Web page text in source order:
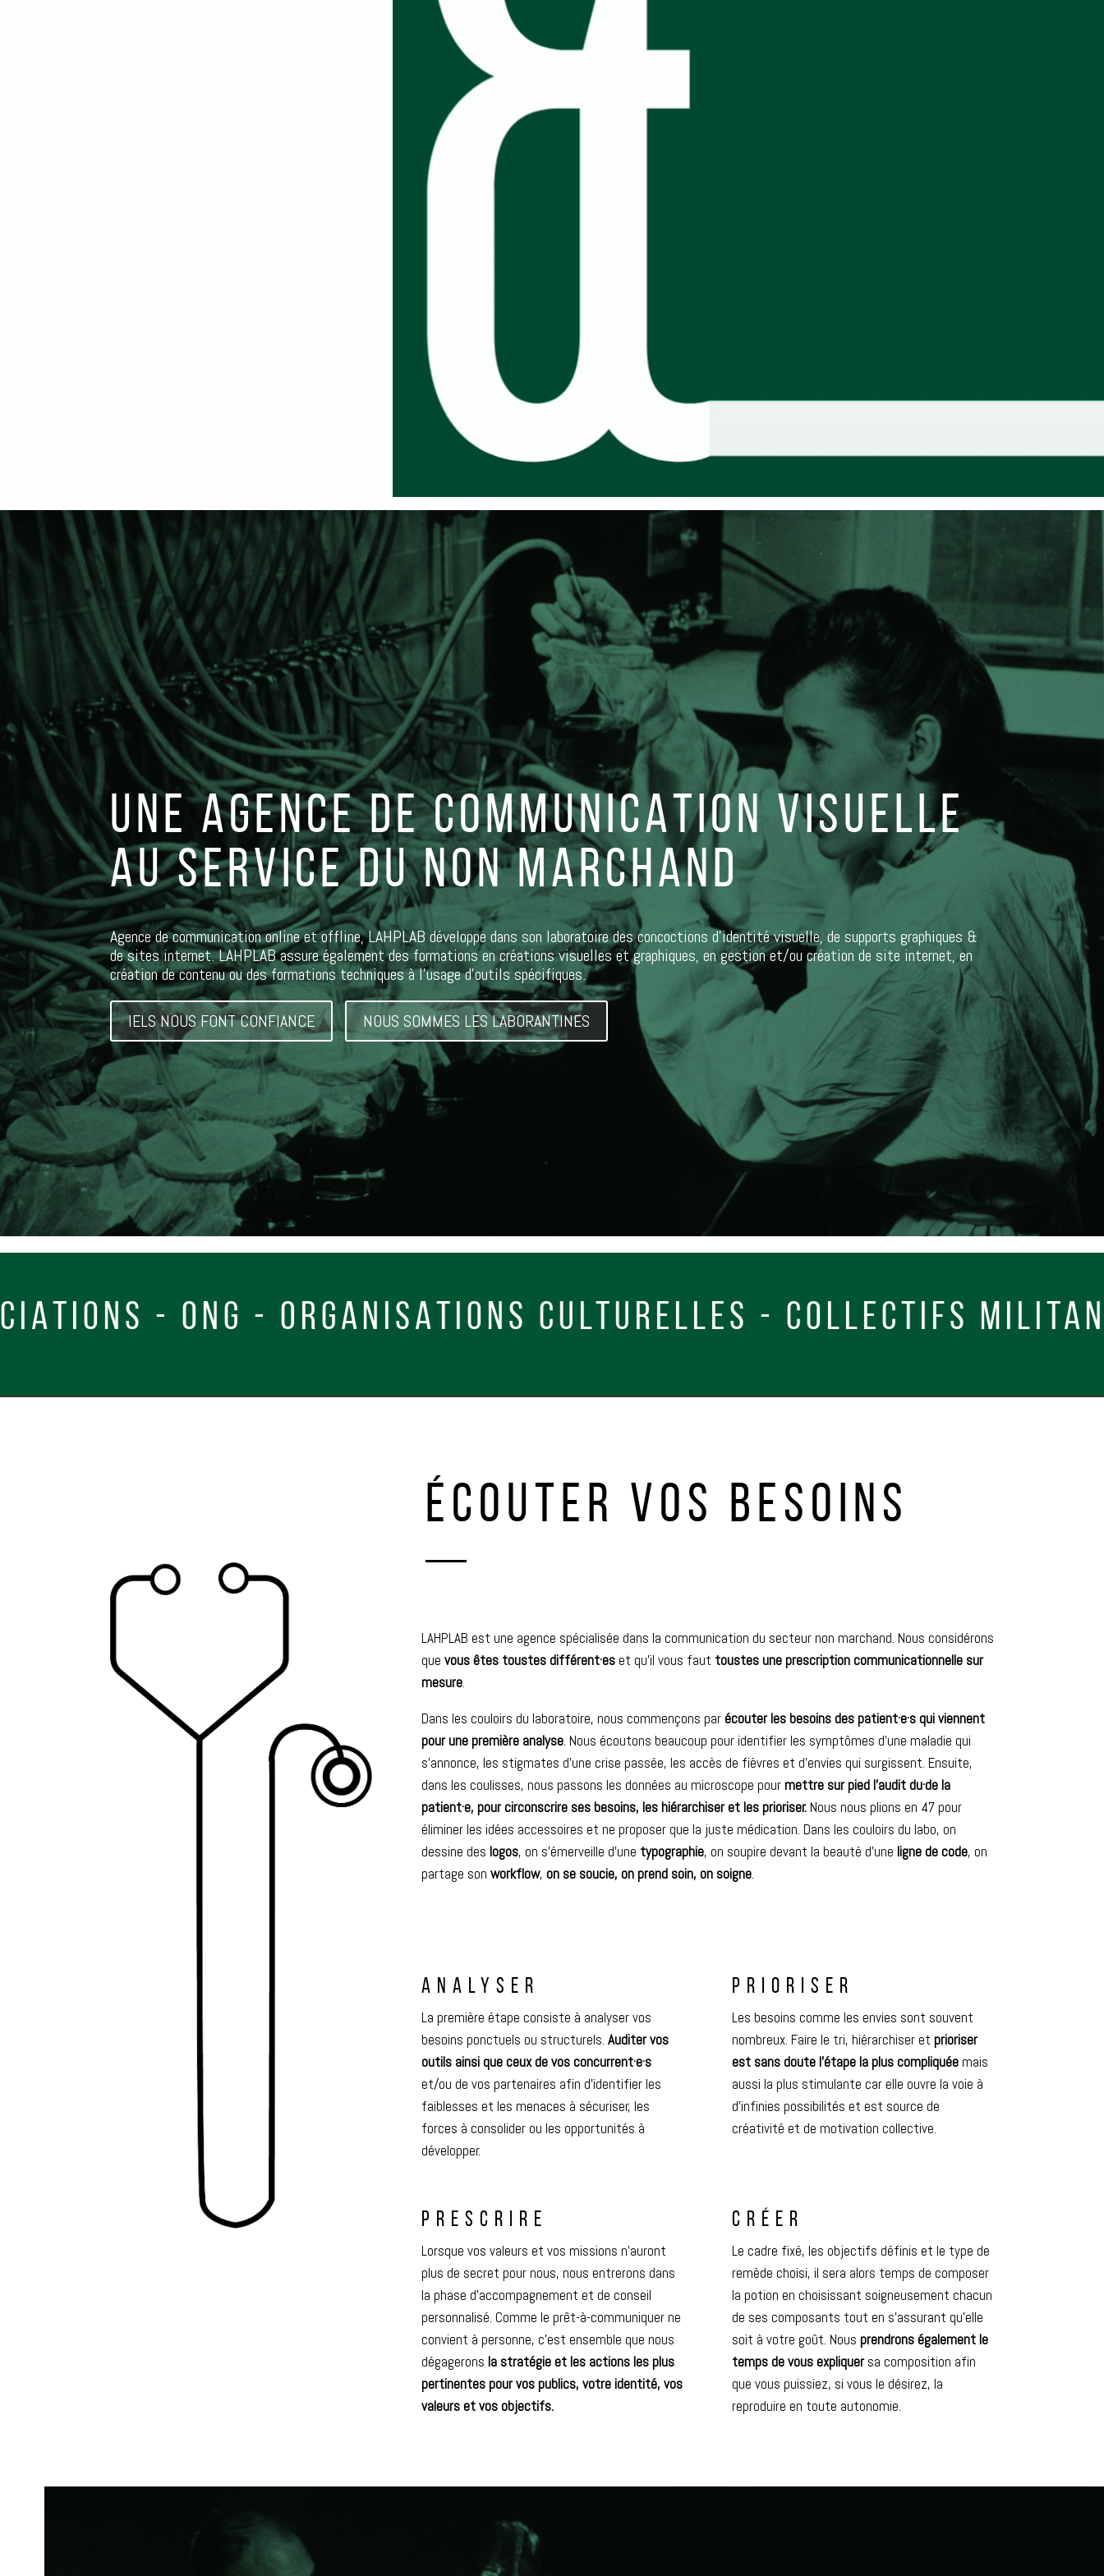
UNE AGENCE DE COMMUNICATION VISUELLE
AU SERVICE DU NON MARCHAND
Agence de communication online et offline, LAHPLAB développe dans son laboratoire des concoctions d’identité visuelle, de supports graphiques &
de sites internet. LAHPLAB assure également des formations en créations visuelles et graphiques, en gestion et/ou création de site internet, en
création de contenu ou des formations techniques à l’usage d’outils spécifiques.
IELS NOUS FONT CONFIANCE NOUS SOMMES LES LABORANTINES
- ONG - ORGANISATIONS CULTURELLES - COLLECTIFS MILITANTS -
ÉCOUTER VOS BESOINS
LAHPLAB est une agence spécialisée dans la communication du secteur non marchand. Nous considérons
que vous êtes toustes différent·eset qu’il vous faut toustes une prescription communicationnelle sur
mesure.
Dans les couloirs du laboratoire, nous commençons parécouter les besoins des patient·e·s qui viennent
pour une première analyse. Nous écoutons beaucoup pour identifier les symptômes d’une maladie qui
s’annonce, les stigmates d’une crise passée, les accès de fièvres et d’envies qui surgissent. Ensuite,
dans les coulisses, nous passons les données au microscope pourmettre sur pied l’audit du·de la
patient·e, pour circonscrire ses besoins, les hiérarchiser et les prioriser.Nous nous plions en 47 pour
éliminer les idées accessoires et ne proposer que la juste médication. Dans les couloirs du labo, on
dessine des logos, on s’émerveille d’une typographie, on soupire devant la beauté d’une ligne de code, on
partage son workflow, on se soucie, on prend soin, on soigne.
ANALYSER
La première étape consiste à analyser vos
besoins ponctuels ou structurels. Auditer vos
outils ainsi que ceux de vos concurrent·e·s
et/ou de vos partenaires afin d’identifier les
faiblesses et les menaces à sécuriser, les
forces à consolider ou les opportunités à
développer.
PRIORISER
Les besoins comme les envies sont souvent
nombreux. Faire le tri, hiérarchiser et prioriser
est sans doute l’étape la plus compliquéemais
aussi la plus stimulante car elle ouvre la voie à
d’infinies possibilités et est source de
créativité et de motivation collective.
PRESCRIRE
Lorsque vos valeurs et vos missions n’auront
plus de secret pour nous, nous entrerons dans
la phase d’accompagnement et de conseil
personnalisé. Comme le prêt-à-communiquer ne
convient à personne, c’est ensemble que nous
dégagerons la stratégie et les actions les plus
pertinentes pour vos publics, votre identité, vos
valeurs et vos objectifs.
CRÉER
Le cadre fixé, les objectifs définis et le type de
remède choisi, il sera alors temps de composer
la potion en choisissant soigneusement chacun
de ses composants tout en s’assurant qu’elle
soit à votre goût. Nous prendrons également le
temps de vous expliquersa composition afin
que vous puissiez, si vous le désirez, la
reproduire en toute autonomie.